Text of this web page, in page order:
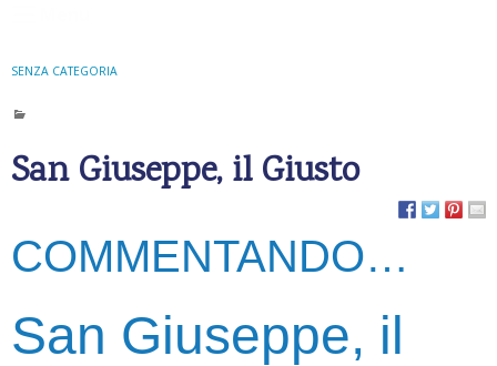
SENZA CATEGORIA
San Giuseppe, il Giusto
COMMENTANDO…
San Giuseppe, il